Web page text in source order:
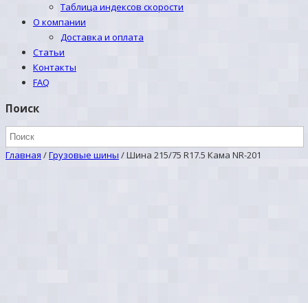
Таблица индексов скорости
О компании
Доставка и оплата
Статьи
Контакты
FAQ
Поиск
Главная /Грузовые шины /Шина 215/75 R17.5 Кама NR-201